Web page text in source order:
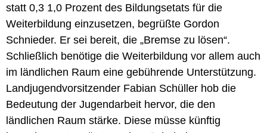
statt 0,3 1,0 Prozent des Bildungsetats für die
Weiterbildung einzusetzen, begrüßte Gordon
Schnieder. Er sei bereit, die „Bremse zu lösen“.
Schließlich benötige die Weiterbildung vor allem auch
im ländlichen Raum eine gebührende Unterstützung.
Landjugendvorsitzender Fabian Schüller hob die
Bedeutung der Jugendarbeit hervor, die den
ländlichen Raum stärke. Diese müsse künftig